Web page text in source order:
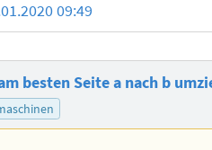
09:49
besten Seite a nach b